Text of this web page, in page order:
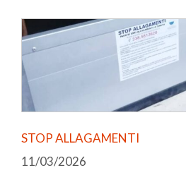
STOP ALLAGAMENTI
11/03/2026